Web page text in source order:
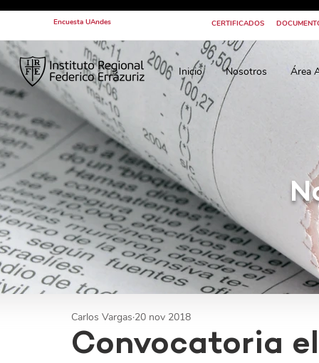
Encuesta UAndes CERTIFICADOS
Inicio Nosotros Área
Convocatoria
Carlos Vargas 20 nov 2018